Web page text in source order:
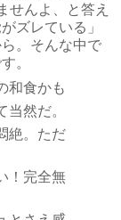
せんよ、と答え
ズレている」
。そんな中で
。
食かも
然だ。
絶。ただ
完全無